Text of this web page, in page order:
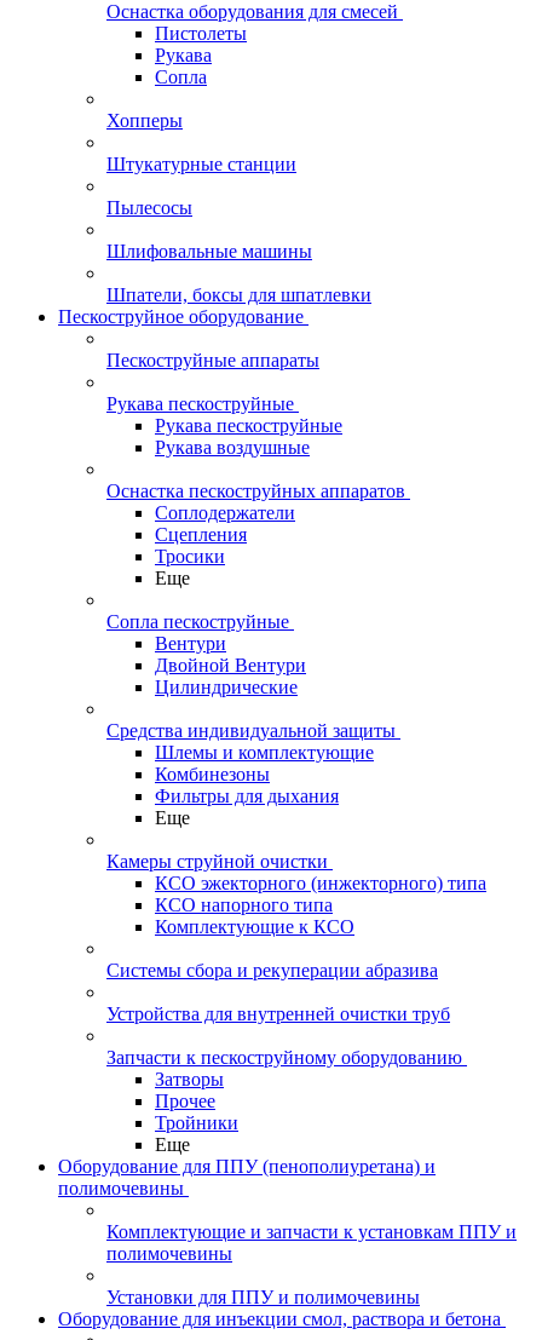
Оснастка оборудования для смесей
Пистолеты
Рукава
Сопла
Хопперы
Штукатурные станции
Пылесосы
Шлифовальные машины
Шпатели, боксы для шпатлевки
Пескоструйное оборудование
Пескоструйные аппараты
Рукава пескоструйные
Рукава пескоструйные
Рукава воздушные
Оснастка пескоструйных аппаратов
Соплодержатели
Сцепления
Тросики
Еще
Сопла пескоструйные
Вентури
Двойной Вентури
Цилиндрические
Средства индивидуальной защиты
Шлемы и комплектующие
Комбинезоны
Фильтры для дыхания
Еще
Камеры струйной очистки
КСО эжекторного (инжекторного) типа
КСО напорного типа
Комплектующие к КСО
Системы сбора и рекуперации абразива
Устройства для внутренней очистки труб
Запчасти к пескоструйному оборудованию
Затворы
Прочее
Тройники
Еще
Оборудование для ППУ (пенополиуретана) и
полимочевины
Комплектующие и запчасти к установкам ППУ и
полимочевины
Установки для ППУ и полимочевины
Оборудование для инъекции смол, раствора и бетона